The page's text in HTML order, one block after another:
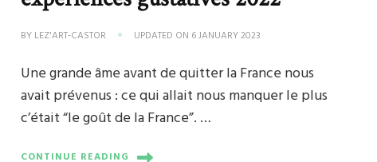
BY LEZ'ART-CASTOR UPDATED ON 6 JANUARY 2023
Une grande âme avant de quitter la France nous
avait prévenus : ce qui allait nous manquer le plus
c’était “le goût de la France”. …
CONTINUE READING